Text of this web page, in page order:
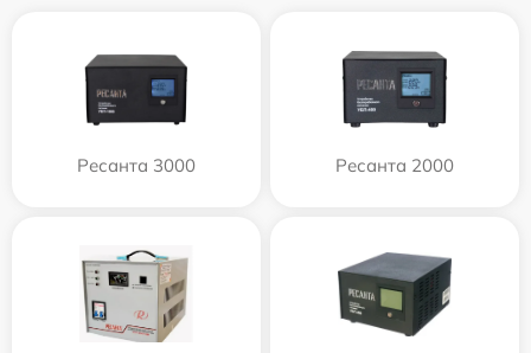
Ресанта 3000 Ресанта 2000